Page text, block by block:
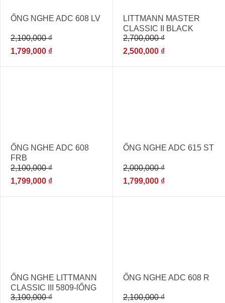
ỐNG NGHE ADC 608 LV
2,100,000₫
1,799,000 ₫
LITTMANN MASTER
CLASSIC II BLACK
EDITION 2141
2,700,000₫
2,500,000 ₫
ỐNG NGHE ADC 608
FRB
2,100,000₫
1,799,000 ₫
ỐNG NGHE ADC 615 ST
2,000,000₫
1,799,000 ₫
ỐNG NGHE LITTMANN
CLASSIC III 5809-[ỐNG
NGHE THĂM KHÁM ĐA
3,100,000₫
ỐNG NGHE ADC 608 R
2,100,000₫